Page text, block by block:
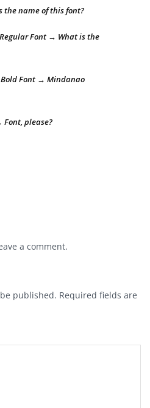
the name of this font?
Font → What is the
Bold Font → Mindanao
please?
a comment.
published. Required fields are